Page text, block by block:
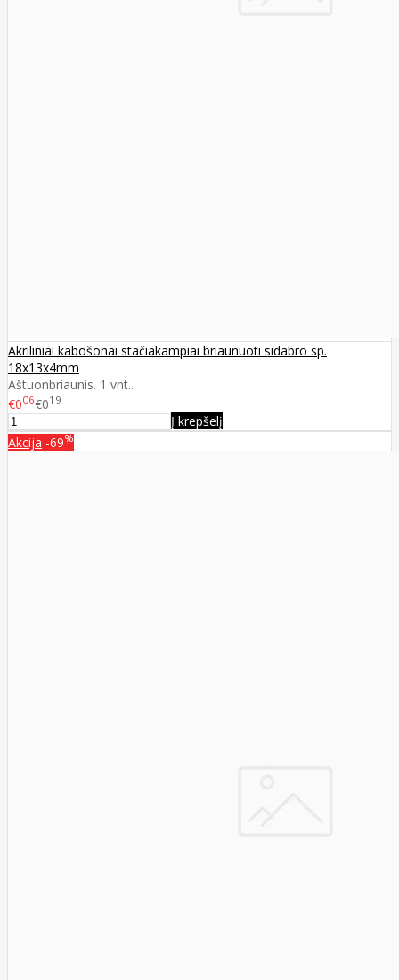
Akriliniai kabošonai stačiakampiai briaunuoti sidabro sp.
18x13x4mm
Aštuonbriaunis. 1 vnt..
€006€019
Į krepšelį
Akcija -69%